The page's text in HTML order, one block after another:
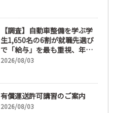
【調査】自動車整備を学ぶ学
生1,650名の6割が就職先選び
で「給与」を最も重視、年間
休日「110日以上」希望も
2026/08/03
有償運送許可講習のご案内
2026/08/03